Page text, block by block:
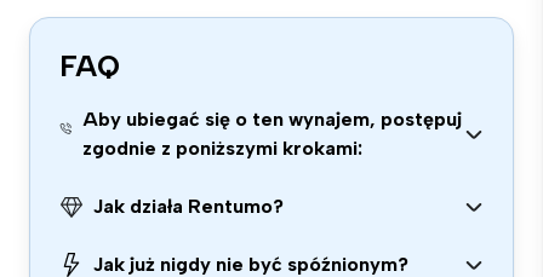
FAQ
Aby ubiegać się o ten wynajem, postępuj
zgodnie z poniższymi krokami:
Jak działa Rentumo?
Jak już nigdy nie być spóźnionym?